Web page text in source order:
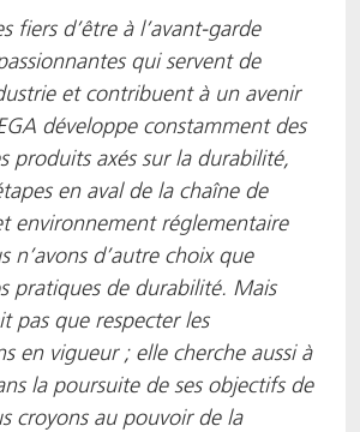
fiers d’être à l’avant-garde
qui servent de
et contribuent à un avenir
développe constamment des
produits axés sur la durabilité,
en aval de la chaîne de
environnement réglementaire
n’avons d’autre choix que
pratiques de durabilité. Mais
pas que respecter les
en vigueur ; elle cherche aussi à
la poursuite de ses objectifs de
croyons au pouvoir de la